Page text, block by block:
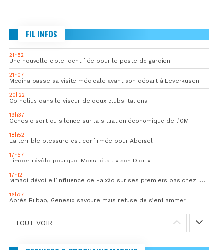
FIL INFOS
21h52
Une nouvelle cible identifiée pour le poste de gardien
21h07
Medina passe sa visite médicale avant son départ à Leverkusen
20h22
Cornelius dans le viseur de deux clubs italiens
19h37
Genesio sort du silence sur la situation économique de l’OM
18h52
La terrible blessure est confirmée pour Abergel
17h57
Timber révèle pourquoi Messi était « son Dieu »
17h12
Mmadi dévoile l’influence de Paixão sur ses premiers pas chez les pros
16h27
Après Bilbao, Genesio savoure mais refuse de s’enflammer
TOUT VOIR